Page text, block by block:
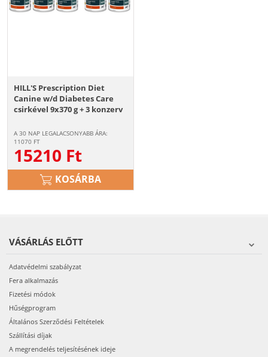
HILL'S Prescription Diet
Canine w/d Diabetes Care
csirkével 9x370 g + 3 konzerv
A 30 NAP LEGALACSONYABB ÁRA:
11070 FT
15210 Ft
KOSÁRBA
VÁSÁRLÁS ELŐTT
Adatvédelmi szabályzat
Fera alkalmazás
Fizetési módok
Hűségprogram
Általános Szerződési Feltételek
Szállítási díjak
A megrendelés teljesítésének ideje